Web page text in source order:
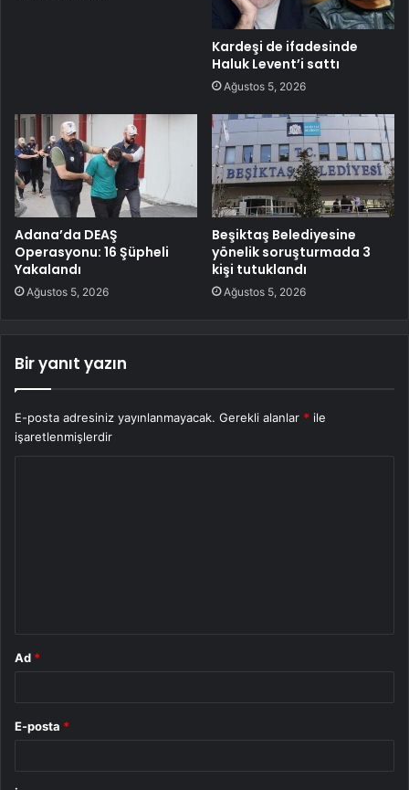
Kardeşi de ifadesinde
Haluk Levent’i sattı
Ağustos 5, 2026
Adana’da DEAŞ
Operasyonu: 16 Şüpheli
Yakalandı
Ağustos 5, 2026
Beşiktaş Belediyesine
yönelik soruşturmada 3
kişi tutuklandı
Ağustos 5, 2026
Bir yanıt yazın
E-posta adresiniz yayınlanmayacak. Gerekli alanlar * ile
işaretlenmişlerdir
Ad *
E-posta *